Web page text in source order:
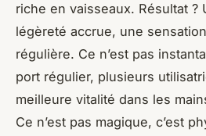
riche en vaisseaux. Résultat ?
légèreté accrue, une
régulière. Ce n’est pas
port régulier, plusieurs
meilleure vitalité dans les
Ce n’est pas magique, c’est